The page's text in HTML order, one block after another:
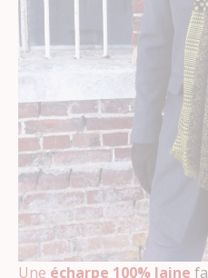
Une écharpe 100% laine